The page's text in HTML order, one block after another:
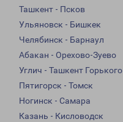
Ташкент - Псков
Ульяновск - Бишкек
Челябинск - Барнаул
Абакан - Орехово-Зуево
Углич - Ташкент Горького
Пятигорск - Томск
Ногинск - Самара
Казань - Кисловодск